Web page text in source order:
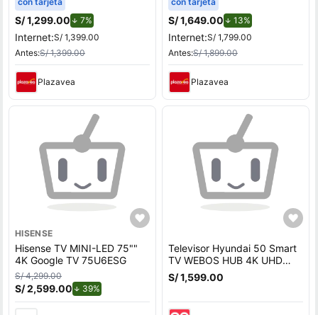
S/ 1,299.00 7%
Internet:S/ 1,399.00
Antes:S/ 1,399.00
Plazavea
S/ 1,649.00 13%de descuento.
Internet:S/ 1,799.00
Antes:S/ 1,899.00
Plazavea
HISENSE
Hisense TV MINI-LED 75""
4K Google TV 75U6ESG
S/ 4,299.00
S/ 2,599.00 39%
Televisor Hyundai 50 Smart
TV WEBOS HUB 4K UHD
LED HYLED5022W4KM
S/ 1,599.00